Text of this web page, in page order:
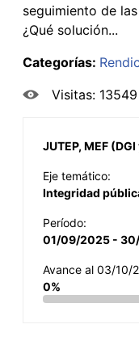
seguimiento de
¿Qué solución...
Categorías:
Visitas: 13549
JUTEP, MEF (DGI
Eje temático:
Integridad
Período:
01/09/2025 -
Avance al 03/10/
0%